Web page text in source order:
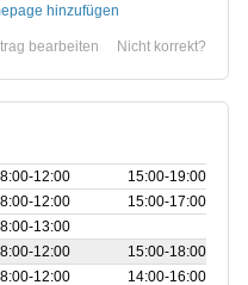
hinzufügen
Nicht korrekt?
bearbeiten
15:00‑19:00
15:00‑17:00
15:00‑18:00
14:00‑16:00